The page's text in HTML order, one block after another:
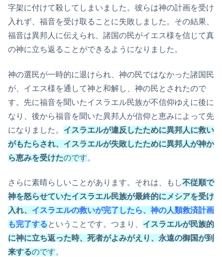
字架に付けて殺してしまいました。彼らは神の計画を受け
入れず、福音を受け取ることに失敗しました。その結果、
福音は異邦人に伝えられ、諸国の民がイエス様を信じて真
の神に立ち返ることができるようになりました。
神の選民が一時的に退けられ、神の民ではなかった諸国民
が、イエス様を通して神と和解し、神の民とされたので
す。先に福音を聞いたイスラエル民族が不信仰ゆえに後に
なり、後から福音を聞いた異邦人が信仰と恵みによって先
になりました。 イスラエルが違反したために異邦人に救い
がもたらされ、イスラエルが失敗したために異邦人が神か
ら恵みを受けたのです。
さらに素晴らしいことがあります。それは、もし不従順で
神を怒らせていたイスラエル民族が最終的にメシアを受け
入れ、 イスラエルの救いが完了したら、神の人類救済計画
も完了するということです。つまり、 イスラエルが民族的
に神に立ち返った時、死者がよみがえり、永遠の御国が到
来するのです。